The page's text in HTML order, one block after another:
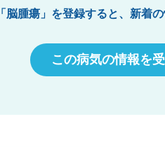
「脳腫瘍」を登録すると、新着
この病気の情報を